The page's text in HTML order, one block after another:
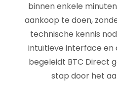
binnen enkele
aankoop te doen,
technische kennis
intuïtieve interface en
begeleidt BTC Direct
stap door het